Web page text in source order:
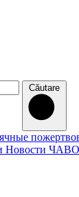
Căutare
Новости ЧАВО